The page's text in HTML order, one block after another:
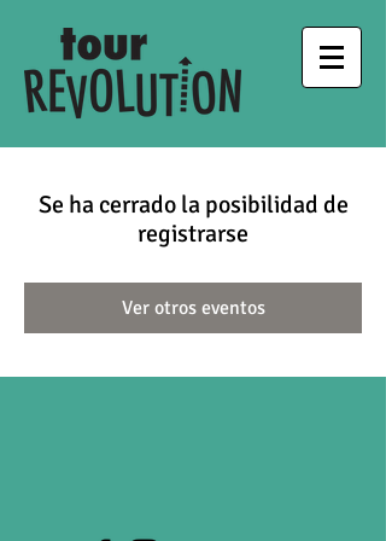
Se ha cerrado la posibilidad de
registrarse
Ver otros eventos